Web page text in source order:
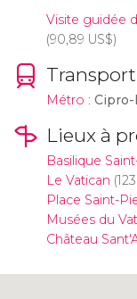
Visite guidée
(90,89 US$)
Transport
Métro : Cipro-
Lieux à
Basilique
Le Vatican
Place Saint-
Musées du
Château